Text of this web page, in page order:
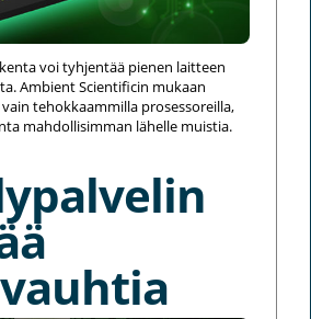
voi tyhjentää pienen laitteen
Ambient Scientificin mukaan
tehokkaammilla prosessoreilla,
mahdollisimman lähelle muistia.